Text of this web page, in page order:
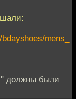
mens_
должны были